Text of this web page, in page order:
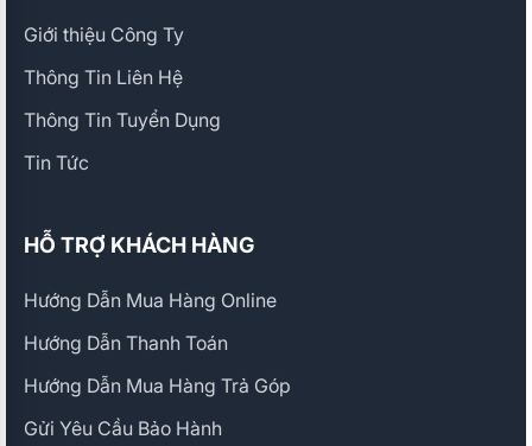
Giới thiệu Công Ty
Thông Tin Liên Hệ
Thông Tin Tuyển Dụng
Tin Tức
HỖ TRỢ KHÁCH HÀNG
Hướng Dẫn Mua Hàng Online
Hướng Dẫn Thanh Toán
Hướng Dẫn Mua Hàng Trả Góp
Gửi Yêu Cầu Bảo Hành